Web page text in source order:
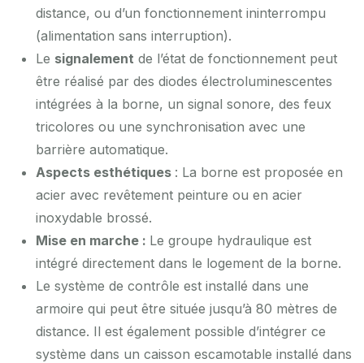
distance, ou d’un fonctionnement ininterrompu
(alimentation sans interruption).
Le signalement de l’état de fonctionnement peut
être réalisé par des diodes électroluminescentes
intégrées à la borne, un signal sonore, des feux
tricolores ou une synchronisation avec une
barrière automatique.
Aspects esthétiques : La borne est proposée en
acier avec revêtement peinture ou en acier
inoxydable brossé.
Mise en marche : Le groupe hydraulique est
intégré directement dans le logement de la borne.
Le système de contrôle est installé dans une
armoire qui peut être située jusqu’à 80 mètres de
distance. Il est également possible d’intégrer ce
système dans un caisson escamotable installé dans